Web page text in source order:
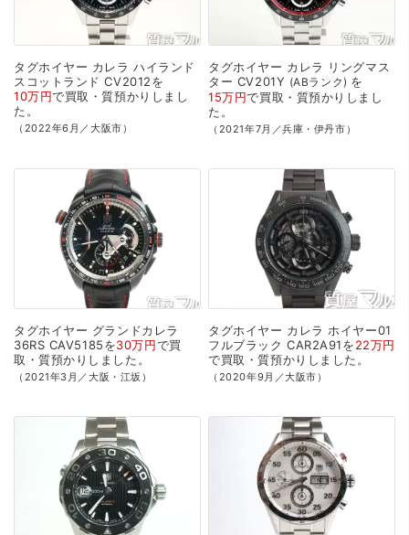
タグホイヤー カレラ ハイランド
スコットランド CV2012を
10万円で買取・質預かり しまし
た。
（2022年6月／大阪市）
タグホイヤー カレラ
リングマス
ター CV201Y ABランク を
15万円で買取・質預かり しまし
た。
（2021年7月／兵庫・伊丹市）
タグホイヤー グランドカレラ
36RS CAV5185を30万円で買
取・質預かり しました。
（2021年3月／大阪・江坂）
タグホイヤー カレラ ホイヤー01
フルブラック CAR2A91を22万円
で買取・質預かり しました。
（2020年9月／大阪市）